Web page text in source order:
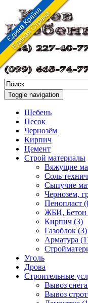
Toggle navigation
Щебень
Песок
Чернозём
Кирпич
Цемент
Строй материалы
Вяжущие
Соль
Сыпучие
Чернозем,
Пенопласт
ЖБИ, Бетон
Кирпич (3)
Газоблок (3)
Арматура
Уголь
Дрова
Строительные
Вывоз
Вывоз